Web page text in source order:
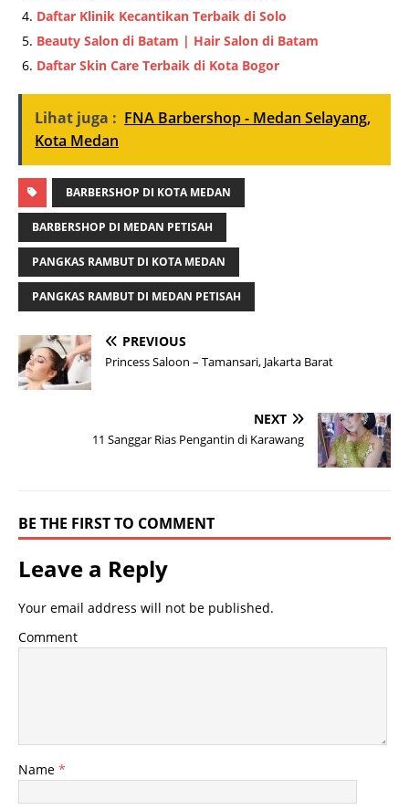
Daftar Klinik Kecantikan Terbaik di Solo
Beauty Salon di Batam | Hair Salon di Batam
Daftar Skin Care Terbaik di Kota Bogor
Lihat juga : FNA Barbershop - Medan Selayang,
Kota Medan
BARBERSHOP DI KOTA MEDAN
BARBERSHOP DI MEDAN PETISAH
PANGKAS RAMBUT DI KOTA MEDAN
PANGKAS RAMBUT DI MEDAN PETISAH
PREVIOUS
Princess Saloon – Tamansari, Jakarta Barat
NEXT
11 Sanggar Rias Pengantin di Karawang
BE THE FIRST TO COMMENT
Leave a Reply
Your email address will not be published.
Comment
Name *